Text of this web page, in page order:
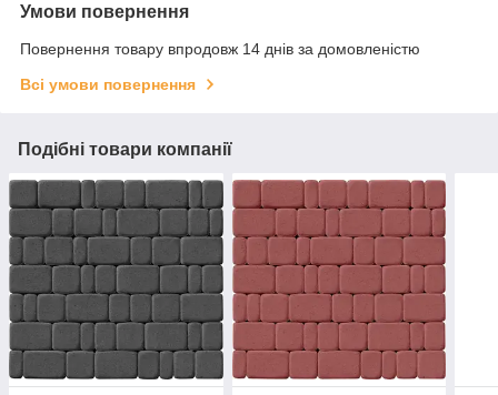
Умови повернення
Повернення товару впродовж 14 днів за домовленістю
Всі умови повернення
Подібні товари компанії